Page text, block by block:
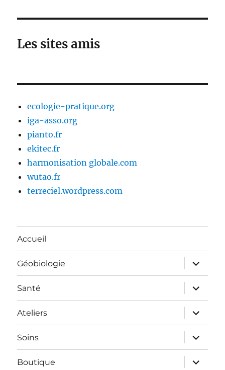
Les sites amis
ecologie-pratique.org
iga-asso.org
pianto.fr
ekitec.fr
harmonisation globale.com
wutao.fr
terreciel.wordpress.com
Accueil
Géobiologie
ouvrir
le
sous-
menu
Santé
ouvrir
le
sous-
menu
Ateliers
ouvrir
le
sous-
menu
Soins
ouvrir
le
sous-
menu
Boutique
ouvrir
le